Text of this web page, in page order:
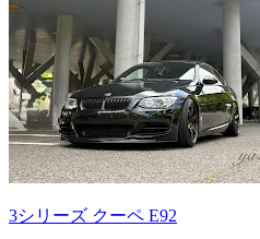
3シリーズ クーペ E92